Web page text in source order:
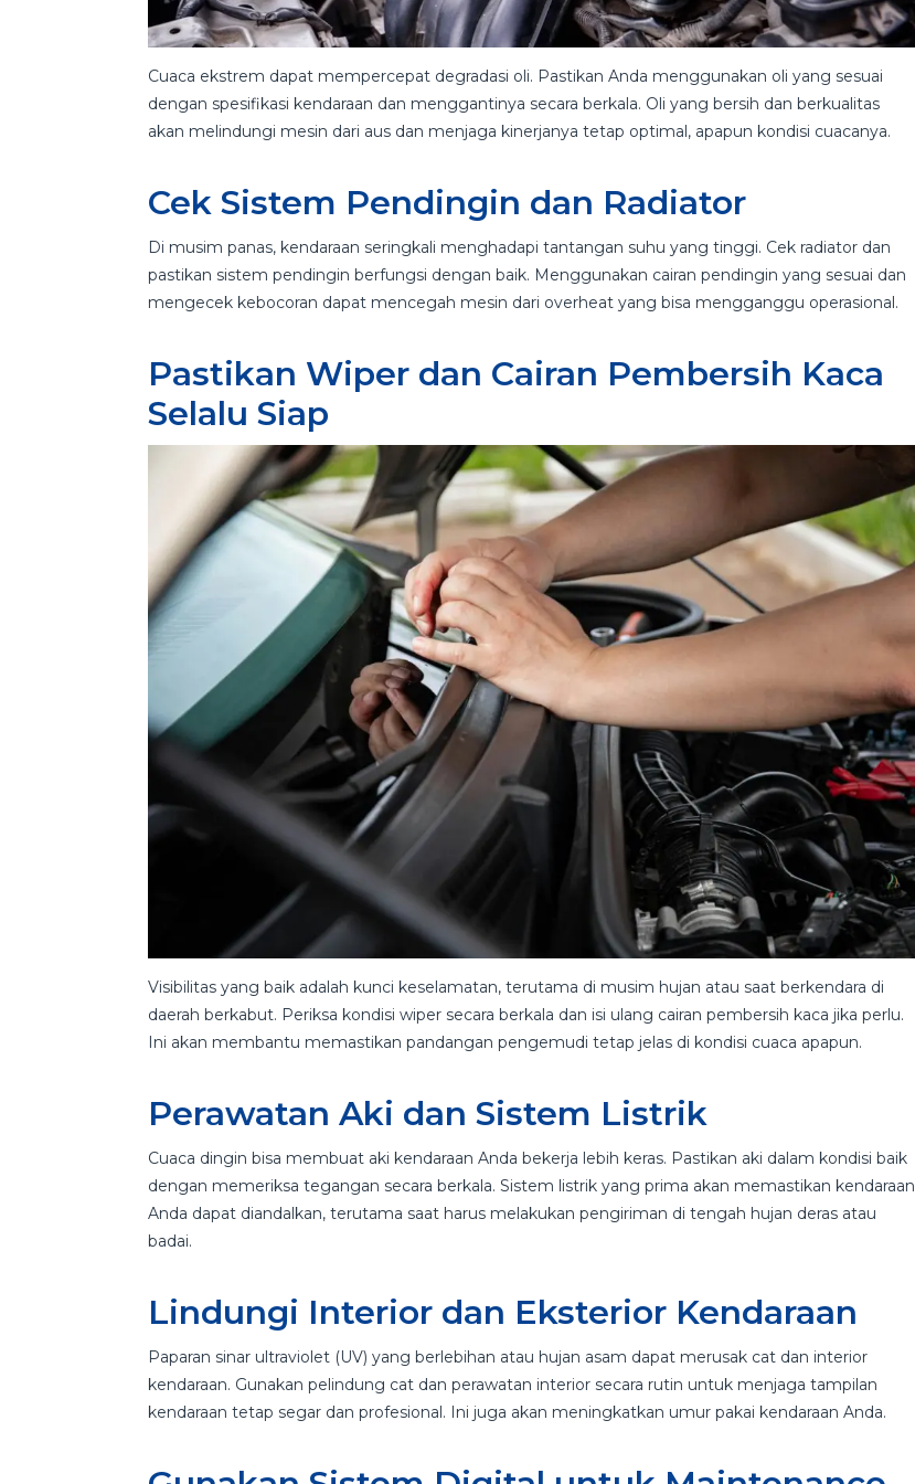
Cuaca ekstrem dapat mempercepat degradasi oli. Pastikan Anda menggunakan oli yang sesuai
dengan spesifikasi kendaraan dan menggantinya secara berkala. Oli yang bersih dan berkualitas
akan melindungi mesin dari aus dan menjaga kinerjanya tetap optimal, apapun kondisi cuacanya.
Cek Sistem Pendingin dan Radiator
Di musim panas, kendaraan seringkali menghadapi tantangan suhu yang tinggi. Cek radiator dan
pastikan sistem pendingin berfungsi dengan baik. Menggunakan cairan pendingin yang sesuai dan
mengecek kebocoran dapat mencegah mesin dari overheat yang bisa mengganggu operasional.
Pastikan Wiper dan Cairan Pembersih Kaca
Selalu Siap
Visibilitas yang baik adalah kunci keselamatan, terutama di musim hujan atau saat berkendara di
daerah berkabut. Periksa kondisi wiper secara berkala dan isi ulang cairan pembersih kaca jika perlu.
Ini akan membantu memastikan pandangan pengemudi tetap jelas di kondisi cuaca apapun.
Perawatan Aki dan Sistem Listrik
Cuaca dingin bisa membuat aki kendaraan Anda bekerja lebih keras. Pastikan aki dalam kondisi baik
dengan memeriksa tegangan secara berkala. Sistem listrik yang prima akan memastikan kendaraan
Anda dapat diandalkan, terutama saat harus melakukan pengiriman di tengah hujan deras atau
badai.
Lindungi Interior dan Eksterior Kendaraan
Paparan sinar ultraviolet (UV) yang berlebihan atau hujan asam dapat merusak cat dan interior
kendaraan. Gunakan pelindung cat dan perawatan interior secara rutin untuk menjaga tampilan
kendaraan tetap segar dan profesional. Ini juga akan meningkatkan umur pakai kendaraan Anda.